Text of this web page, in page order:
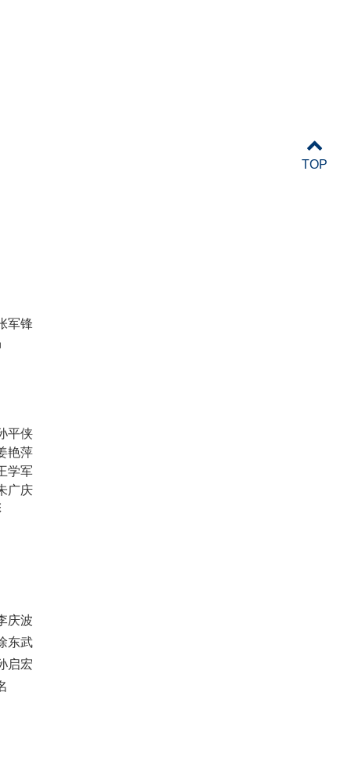
锋
侠
萍
军
庆
波
武
宏
TOP